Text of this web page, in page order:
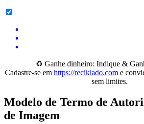
♻️ Ganhe dinheiro: Indique &
Cadastre-se em https://reciklado.come
sem limites.
Modelo de Termo de
de Imagem